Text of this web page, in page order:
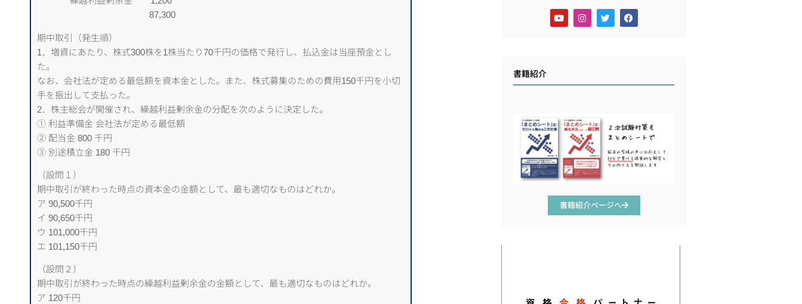
87,300
期中取引（発生順）
1．増資にあたり、株式300株を1株当たり70千円の価格で発行し、払込金は当座預金とし
た。
なお、会社法が定める最低額を資本金とした。また、株式募集のための費用150千円を小切
手を振出して支払った。
2．株主総会が開催され、繰越利益剰余金の分配を次のように決定した。
① 利益準備金 会社法が定める最低額
② 配当金 800 千円
③ 別途積立金 180 千円
（設問１）
期中取引が終わった時点の資本金の金額として、最も適切なものはどれか。
ア 90,500千円
イ 90,650千円
ウ 101,000千円
エ 101,150千円
（設問２）
期中取引が終わった時点の繰越利益剰余金の金額として、最も適切なものはどれか。
ア 120千円
書籍紹介
書籍紹介ページへ